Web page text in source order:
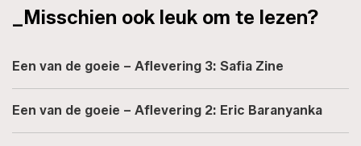
_Misschien ook leuk om te lezen?
Een van de goeie – Aflevering 3: Safia Zine
Een van de goeie – Aflevering 2: Eric Baranyanka